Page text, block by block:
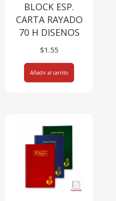
BLOCK ESP.
CARTA RAYADO
70 H DISENOS
$1.55
Añadir al carrito